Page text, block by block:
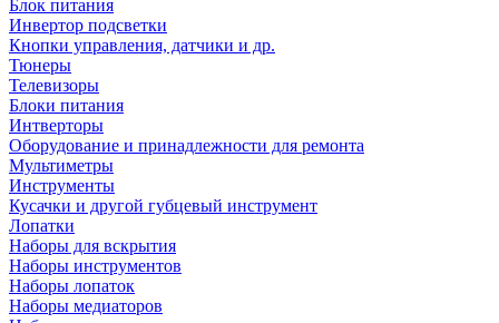
Блок питания
Инвертор подсветки
Кнопки управления, датчики и др.
Тюнеры
Телевизоры
Блоки питания
Интверторы
Оборудование и принадлежности для ремонта
Мультиметры
Инструменты
Кусачки и другой губцевый инструмент
Лопатки
Наборы для вскрытия
Наборы инструментов
Наборы лопаток
Наборы медиаторов